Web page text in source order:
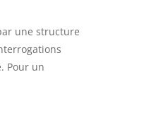
une structure
Pour un